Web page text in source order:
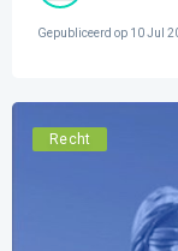
Gepubliceerd op 10 Jul
Recht